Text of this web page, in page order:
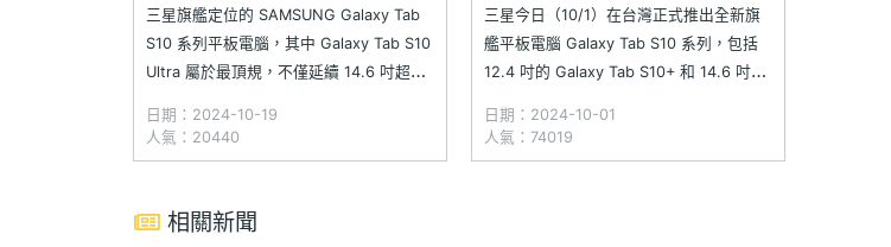
三星旗艦定位的 SAMSUNG Galaxy Tab
S10 系列平板電腦，其中 Galaxy Tab S10
Ultra 屬於最頂規，不僅延續 14.6 吋超大
經過強化的 Armor 鋁合金機身設計，並且
在硬體方面難得改用聯發科天璣
日期：2024-10-19
人氣：20440
三星今日（10/1）在台灣正式推出全新旗
艦平板電腦 Galaxy Tab S10 系列，包括
12.4 吋的 Galaxy Tab S10+ 和 14.6 吋的
Galaxy Tab S10 系列不僅是首款預載
Galaxy AI
日期：2024-10-01
人氣：74019
相關新聞